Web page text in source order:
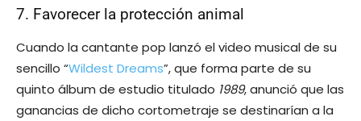
7. Favorecer la protección animal
Cuando la cantante pop lanzó el video musical de su
sencillo “Wildest Dreams”, que forma parte de su
quinto álbum de estudio titulado 1989, anunció que las
ganancias de dicho cortometraje se destinarían a la